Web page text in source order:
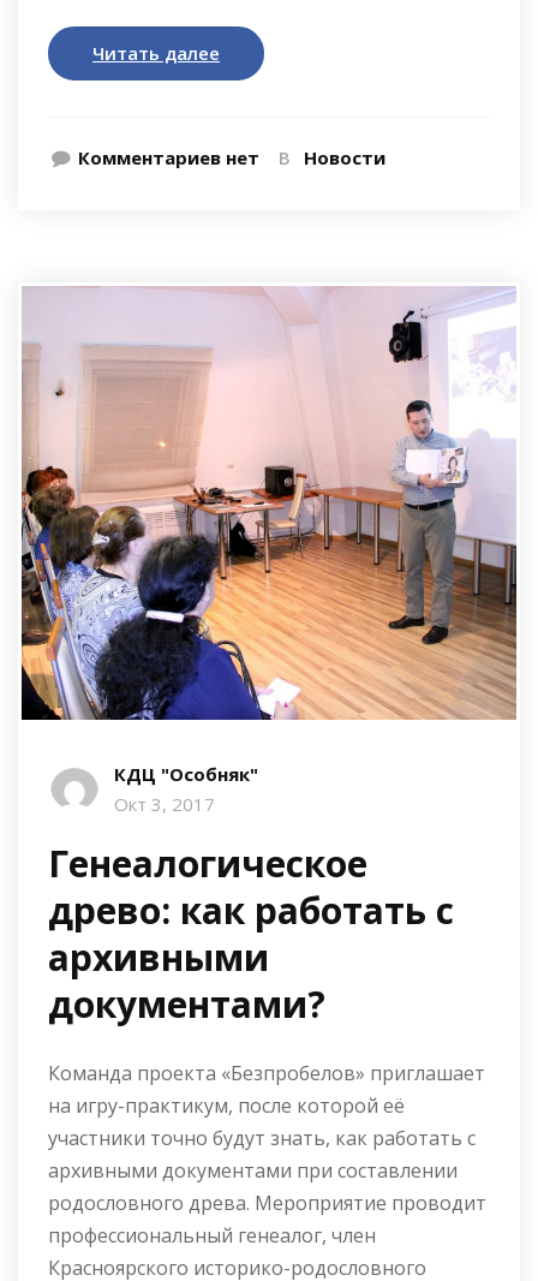
Читать далее
Комментариев нет В Новости
КДЦ "Особняк"
Окт 3, 2017
Генеалогическое
древо: как работать с
архивными
документами?
Команда проекта «Безпробелов» приглашает
на игру-практикум, после которой её
участники точно будут знать, как работать с
архивными документами при составлении
родословного древа. Мероприятие проводит
профессиональный генеалог, член
Красноярского историко-родословного